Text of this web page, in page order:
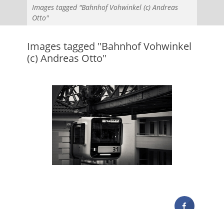
Images tagged "Bahnhof Vohwinkel (c) Andreas
Otto"
Images tagged "Bahnhof Vohwinkel
(c) Andreas Otto"